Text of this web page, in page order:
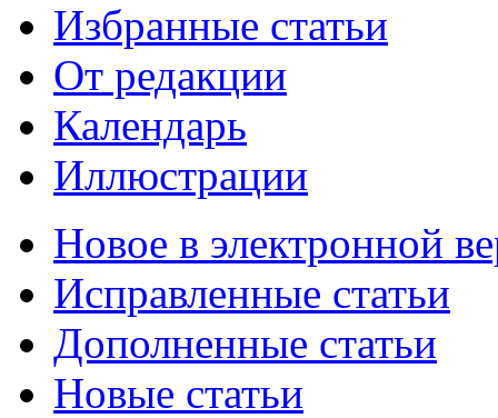
Избранные статьи
От редакции
Календарь
Иллюстрации
Новое в электронной
Исправленные статьи
Дополненные статьи
Новые статьи